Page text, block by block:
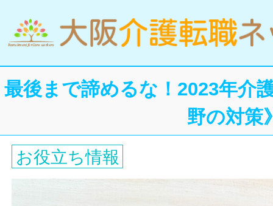
最後まで諦めるな！2023年介
野の対策
お役立ち情報